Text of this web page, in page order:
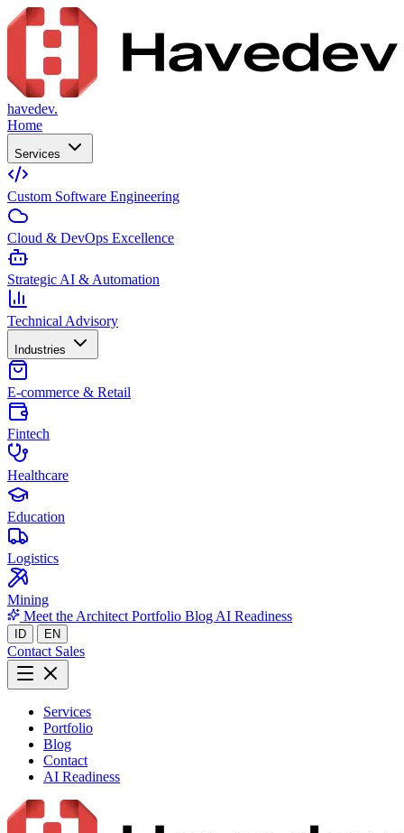
havedev.
Home
Services
Custom Software Engineering
Cloud & DevOps Excellence
Strategic AI & Automation
Technical Advisory
Industries
E-commerce & Retail
Fintech
Healthcare
Education
Logistics
Mining
Meet the Architect Portfolio Blog AI Readiness
ID EN
Contact Sales
Services
Portfolio
Blog
Contact
AI Readiness